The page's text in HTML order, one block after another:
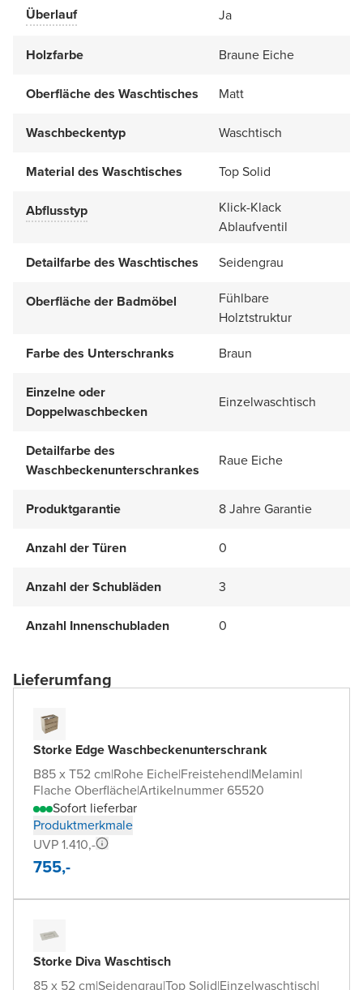
Überlauf Ja
Holzfarbe Braune Eiche
Oberfläche des Waschtisches Matt
Waschbeckentyp Waschtisch
Material des Waschtisches Top Solid
Abflusstyp
Klick-Klack
Ablaufventil
Detailfarbe des Waschtisches
Seidengrau
Oberfläche der Badmöbel
Fühlbare
Holztstruktur
Farbe des Unterschranks
Braun
Einzelne oder
Doppelwaschbecken
Einzelwaschtisch
Detailfarbe des
Waschbeckenunterschrankes
Raue Eiche
Produktgarantie 8 Jahre Garantie
Anzahl der Türen 0
Anzahl der Schubläden 3
Anzahl Innenschubladen 0
Lieferumfang
Storke Edge Waschbeckenunterschrank
B85 x T52 cm|Rohe Eiche|Freistehend|Melamin|
Flache Oberfläche|Artikelnummer 65520
Sofort lieferbar
Produktmerkmale
UVP 1.410,-
755,-
Storke Diva Waschtisch
85 x 52 cm|Seidengrau|Top Solid|Einzelwaschtisch|